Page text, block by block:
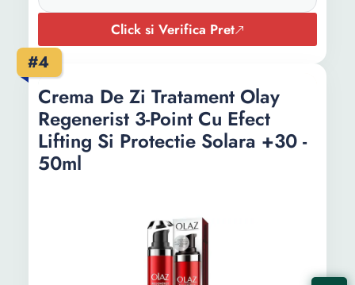
Click si Verifica Pret
#4
Crema De Zi Tratament Olay
Regenerist 3-Point Cu Efect
Lifting Si Protectie Solara +30 -
50ml